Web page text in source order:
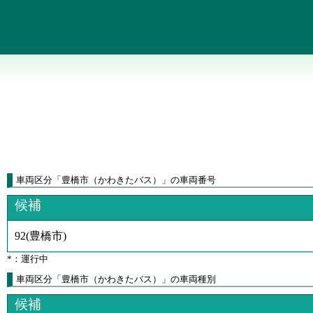
車両区分 「 豊橋市（かわきたバス） 」 の車両番号
候補
92(豊橋市)
*：運行中
車両区分「豊橋市（かわきたバス）」の車両種別
候補